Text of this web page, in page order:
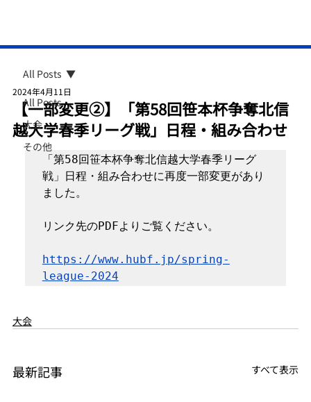
All Posts
大会
その他
All Posts
【一部変更②】「第58回笹本杯争奪北信
越大学春季リーグ戦」日程・組み合わせ
2024年4月11日
「第58回笹本杯争奪北信越大学春季リーグ
戦」日程・組み合わせに再度一部変更があり
ました。
リンク先のPDFよりご覧ください。
https://www.hubf.jp/spring-
league-2024
大会
最新記事 すべて表示